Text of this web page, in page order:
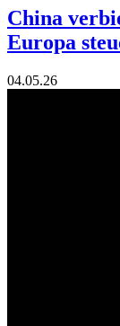
China
Europa
04.05.26